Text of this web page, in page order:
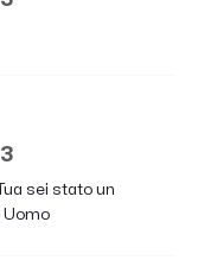
sei stato un
Uomo